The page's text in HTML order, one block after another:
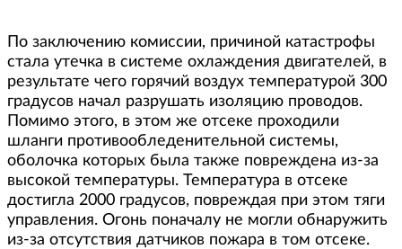
По заключению комиссии, причиной катастрофы
стала утечка в системе охлаждения двигателей, в
результате чего горячий воздух температурой 300
градусов начал разрушать изоляцию проводов.
Помимо этого, в этом же отсеке проходили
шланги противообледенительной системы,
оболочка которых была также повреждена из-за
высокой температуры. Температура в отсеке
достигла 2000 градусов, повреждая при этом тяги
управления. Огонь поначалу не могли обнаружить
из-за отсутствия датчиков пожара в том отсеке.